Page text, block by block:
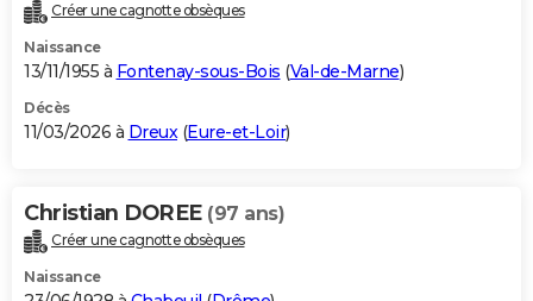
Destinations
City break
Voyage nature
Voyage de noces
Forum
Climat
+PHOTO
GUIDES D'ACHAT
BONS PLANS
Carte de Noël
Carte Bonne année
Carte Saint-Valentin
Carte Pâques
Carte d'anniversaire
DICTIONNAIRE
Dictionnaire
Biographies
Citations
Expressions
Proverbes
PROGRAMME TV
Créer une cagnotte obsèques
Naissance
13/11/1955 à Fontenay-sous-Bois (Val-de-Marne)
Décès
11/03/2026 à Dreux(Eure-et-Loir)
Christian DOREE (97 ans)
Créer une cagnotte obsèques
Naissance